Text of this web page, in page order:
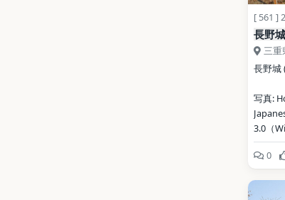
[ 561 ]
長野
三重
長野城
写真:
3.0（
地点デ
0